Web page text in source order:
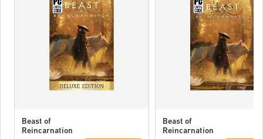
Beast of
Reincarnation
Beast of
Reincarnation